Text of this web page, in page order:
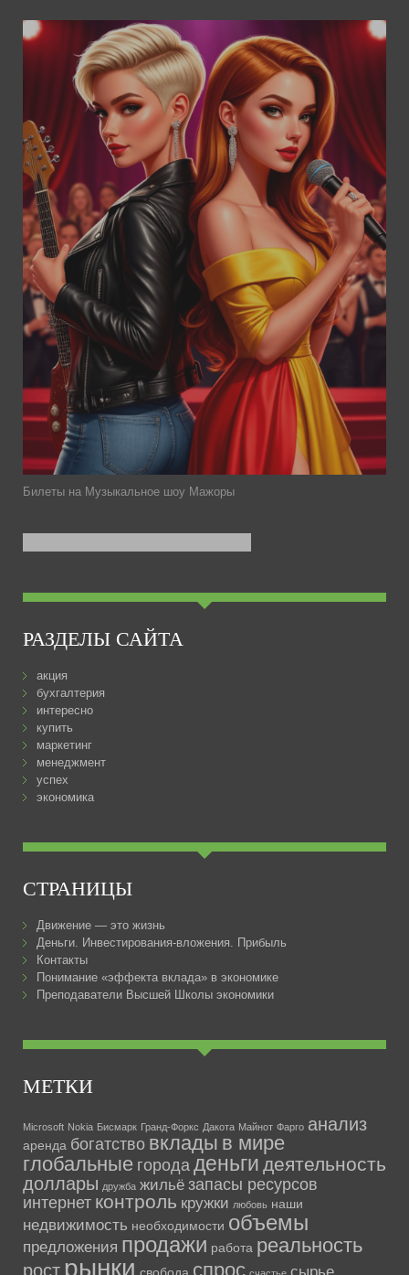
Билеты на Музыкальное шоу Мажоры
РАЗДЕЛЫ САЙТА
акция
бухгалтерия
интересно
купить
маркетинг
менеджмент
успех
экономика
СТРАНИЦЫ
Движение — это жизнь
Деньги. Инвестирования-вложения. Прибыль
Контакты
Понимание «эффекта вклада» в экономике
Преподаватели Высшей Школы экономики
МЕТКИ
Microsoft Nokia Бисмарк Гранд-Форкс Дакота Майнот Фарго анализ
аренда богатство вклады в мире
глобальные города деньги деятельность
доллары дружба жильё запасы ресурсов
интернет контроль кружки любовь наши
недвижимость необходимости объемы
предложения продажи работа реальность
рост рынки спрос сырье